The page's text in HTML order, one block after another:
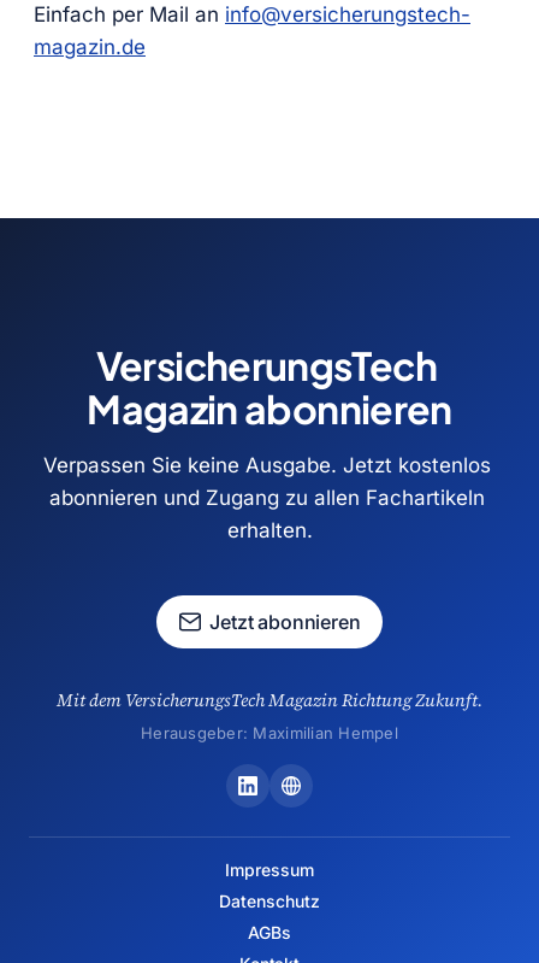
Einfach per Mail an info@versicherungstech-
magazin.de
VersicherungsTech
Magazin abonnieren
Verpassen Sie keine Ausgabe. Jetzt kostenlos
abonnieren und Zugang zu allen Fachartikeln
erhalten.
Jetzt abonnieren
Mit dem VersicherungsTech Magazin Richtung Zukunft.
Herausgeber: Maximilian Hempel
Impressum
Datenschutz
AGBs